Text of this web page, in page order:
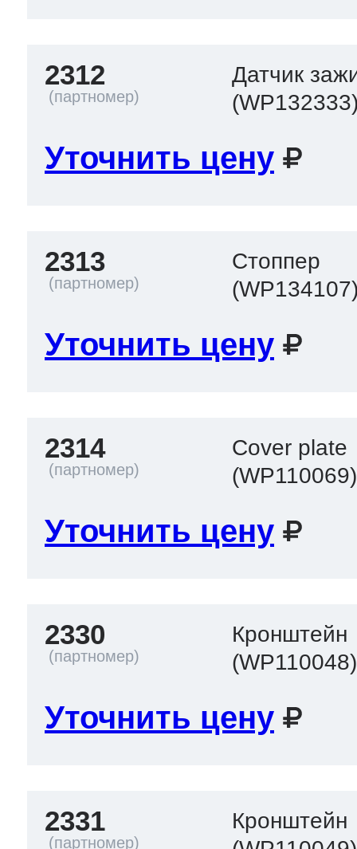
2312
Датчик
Уточнить цену
2313
Стоппер
Уточнить цену
2314
Cover plate
(WP110069)
Уточнить цену
2330
Кронштейн
(WP110048)
Уточнить цену
2331
Кронштейн